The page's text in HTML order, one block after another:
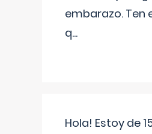
embarazo. Ten
q...
Hola! Estoy de